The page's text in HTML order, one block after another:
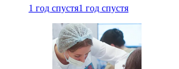
1 год спустя1 год спустя